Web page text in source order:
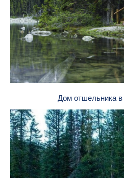
Дом отшельника в